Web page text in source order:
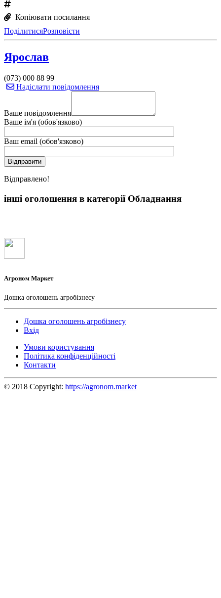
Копіювати посилання
ПоділитисяРозповісти
Ярослав
(073) 000 88 99
Надіслати повідомлення
Ваше повідомлення
Ваше ім'я (обов'язково)
Ваш email (обов'язково)
Вiдправлено!
інші оголошення в категорії Обладнання
Агроном Маркет
Дошка оголошень агробізнесу
Дошка оголошень агробізнесу
Вхід
Умови користування
Політика конфіденційності
Контакти
© 2018 Copyright: https://agronom.market